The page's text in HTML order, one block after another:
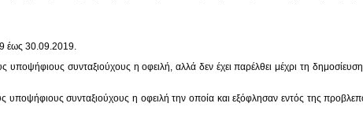
έως 30.09.2019.
συνταξιούχους η οφειλή, αλλά δεν έχει παρέλθει μέχρι τη
συνταξιούχους η οφειλή την οποία και εξόφλησαν εντός της